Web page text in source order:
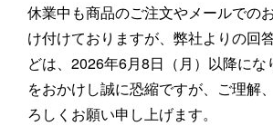
休業中も商品のご注文やメールでの
け付けておりますが、弊社よりの回
どは、2026年6月8日（月）以降にな
をおかけし誠に恐縮ですが、ご理解
ろしくお願い申し上げます。